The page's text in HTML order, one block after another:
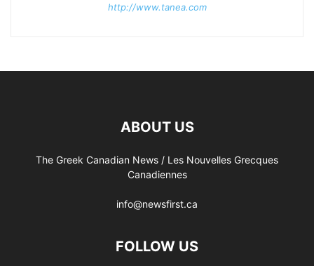
http://www.tanea.com
ABOUT US
The Greek Canadian News / Les Nouvelles Grecques
Canadiennes
info@newsfirst.ca
FOLLOW US